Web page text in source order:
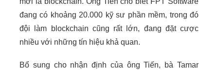
đang có khoảng 20.000 kỹ sư phần mềm, trong đó
đội làm blockchain cũng rất lớn, đang đặt cược
nhiều với những tín hiệu khả quan.
Bổ sung cho nhận định của ông Tiến, bà Tamar